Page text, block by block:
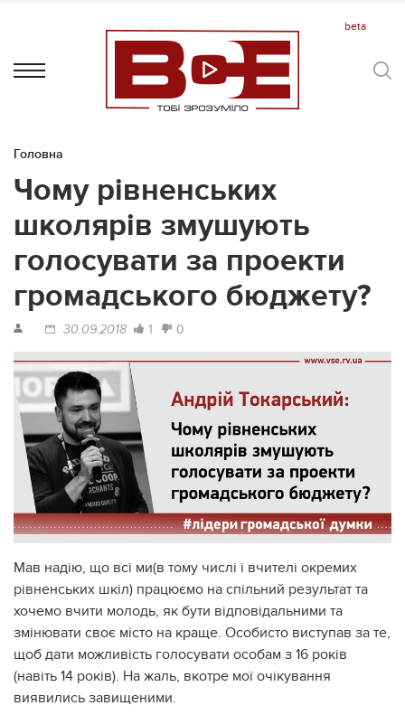
Головна
Чому рівненських
школярів змушують
голосувати за проекти
громадського бюджету?
30.09.2018 1 0
Мав надію, що всі ми(в тому числі і вчителі окремих
рівненських шкіл) працюємо на спільний результат та
хочемо вчити молодь, як бути відповідальними та
змінювати своє місто на краще. Особисто виступав за те,
щоб дати можливість голосувати особам з 16 років
(навіть 14 років). На жаль, вкотре мої очікування
виявились завищеними.